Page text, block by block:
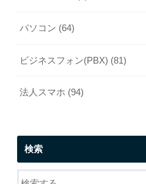
パソコン (64)
ビジネスフォン(PBX) (81)
法人スマホ (94)
検索